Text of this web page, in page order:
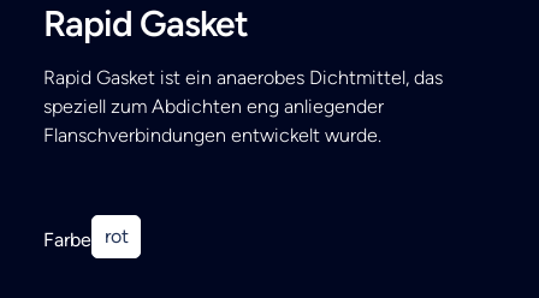
Rapid Gasket
Rapid Gasket ist ein anaerobes Dichtmittel, das
speziell zum Abdichten eng anliegender
Flanschverbindungen entwickelt wurde.
Farbe rot